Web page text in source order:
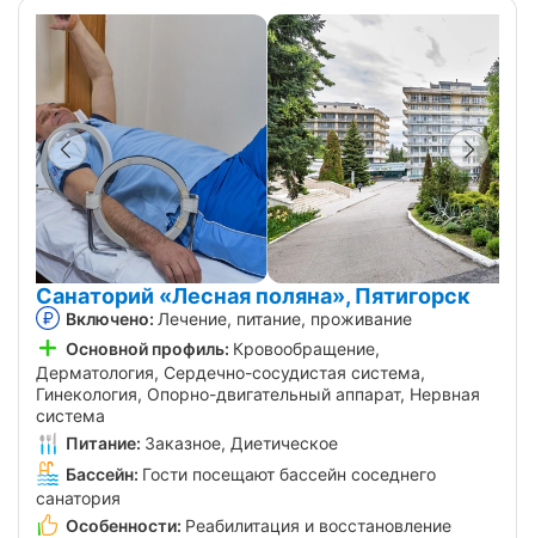
Санаторий «Лесная поляна», Пятигорск
Включено: Лечение, питание, проживание
Основной профиль: Кровообращение,
Дерматология, Сердечно-сосудистая система,
Гинекология, Опорно-двигательный аппарат, Нервная
система
Питание: Заказное, Диетическое
Бассейн: Гости посещают бассейн соседнего
санатория
Особенности: Реабилитация и восстановление